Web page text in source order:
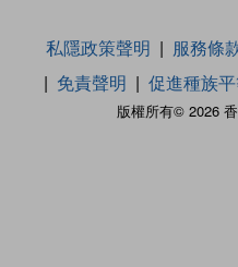
版權所有© 2026
私隱政策聲明 服務條
免責聲明
促進種族